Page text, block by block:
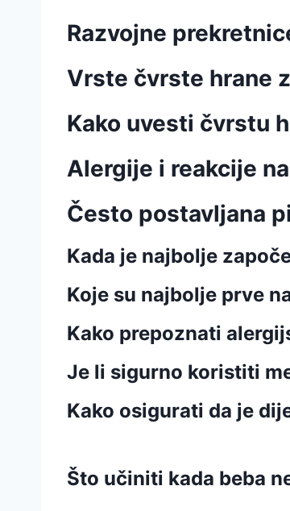
Razvojne
Vrste čvrste hrane
Kako uvesti čvrstu
Alergije i reakcije
Često postavljana
Kada je najbolje
Koje su najbolje prve
Kako prepoznati
Je li sigurno koristiti
Kako osigurati da je
Što učiniti kada beba